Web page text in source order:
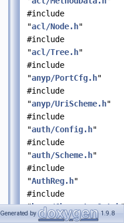
#include
"acl/Node.h"
#include
"acl/Tree.h"
#include
"anyp/PortCfg.h"
#include
"anyp/UriScheme.h"
#include
"auth/Config.h"
#include
"auth/Scheme.h"
#include
"AuthReg.h"
#include
"base/CharacterSet.h
#include
Generated by 1.9.8